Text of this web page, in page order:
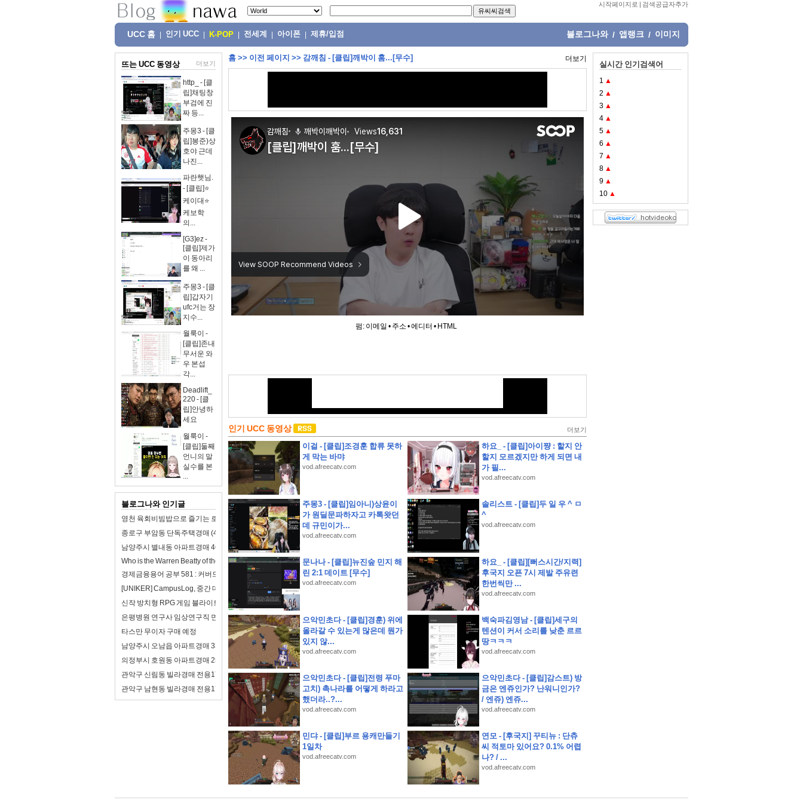
시작페이지로 | 검색공급자추가
UCC 홈 인기 UCC K-POP 전세계 아이폰 제휴/입점 블로그나와 / 앱랭크 / 이미지
뜨는 UCC 동영상 더보기
http_ - [클
립]채팅창
부검에 진
짜 등...
주몽3 - [클
립]봉준)상
호야 근데
나진...
파란햇님.
- [클립]⭐
케이대⭐
케보학
의...
[G3]ez -
[클립]제가
이 동아리
를 왜 ...
주몽3 - [클
립]갑자기
ufc거는 장
지수...
월룩이 -
[클립]존내
무서운 와
우 본섭
각...
Deadlift_
220 - [클
립]안녕하
세요
월룩이 -
[클립]둘째
언니의 말
실수를 본
...
블로그나와 인기글
영천 육회비빔밥으로 즐기는 로컬 미식 여행!
종로구 부암동 단독주택경매 (47억4천) 경기상고인근 대지260평 건물60평 2층주택 유찰1회 종로구부암동단독주택 부동산경매 매물건
남양주시 별내동 아파트경매 46평형(4억8천) 샛별초등학교인근 별내남광하우스토리 14층 유찰1회 남양주별내남광하우스토리아파트 부동산경매 매매
Who is the Warren Beatty of the 21st century?
경제금융용어 공부 581 : 커버드본드(이중상환청구권부 채권)
[UNIKER] CampusLog, 중간 데모를 앞두고 제품을 다듬고 실제 크루들 앞에서 시연하다
신작 방치형 RPG 게임 블라이트 워 : 사후 처리국 런칭 플레이 후기
은평병원 연구사 임상연구직 면접 합격자료 자기소개 스크립트 및 실제 면접 합격 답안
타스만 무이자 구매 예정
남양주시 오남읍 아파트경매 33평형(2억8천) 오남체육공원인근 오남아이파크 9층 유찰1회 남양주오남아이파크아파트 부동산경매 매매
의정부시 호원동 아파트경매 25평형(2억) 회룡역인근 신원아파트 14층 유찰1회 의정부호원동신원아파트 법원경매 매매
관악구 신림동 빌라경매 전용17평(2억7천) 난우초등학교인근 성진리치빌 2층 다세대주택 유찰1회 관악구신림동빌라 부동산경매 매매
관악구 남현동 빌라경매 전용17평(2억5천) 사당초등학교인근 1층 구축 다세대빌라 유찰1회 관악구남현동빌라 법원경매 매매
홈 >> 이전 페이지 >> 감깨침 - [클립]깨박이 훔...[무수] 더보기
펌: 이메일 • 주소 •에디터 • HTML
인기 UCC 동영상 더보기
이걸 - [클립]조경훈 합류 못하
게 막는 바먀
vod.afreecatv.com
하요_ - [클립]아이쨩 : 할지 안
할지 모르겠지만 하게 되면 내
가 필...
vod.afreecatv.com
주몽3 - [클립]임아니)상윤이
가 원딜문파하자고 카톡왓던
데 규민이가...
vod.afreecatv.com
솔리스트 - [클립]두 일 우 ^ ㅁ
^
vod.afreecatv.com
문나나 - [클립]뉴진숲 민지 해
린 2:1 데이트 [무수]
vod.afreecatv.com
하요_ - [클립][뻐스시간/지력]
후국지 오픈 7시 제발 주유련
한번씩만 ...
vod.afreecatv.com
으악민초다 - [클립]경훈) 위에
올라갈 수 있는게 많은데 뭔가
있지 않...
vod.afreecatv.com
백숙파김영남 - [클립]세구의
텐션이 커서 소리를 낮춘 르르
땅ㅋㅋㅋ
vod.afreecatv.com
으악민초다 - [클립]전령 푸마
고치) 촉나라를 어떻게 하라고
했더라..?...
vod.afreecatv.com
으악민초다 - [클립]감스트) 방
금은 엔쥬인가? 난워니인가?
/ 엔쥬) 엔쥬...
vod.afreecatv.com
민댜 - [클립]부르 용캐만들기
1일차
vod.afreecatv.com
연모 - [후국지] 꾸티뉴 : 단츄
씨 적토마 있어요? 0.1% 어렵
나? / ...
vod.afreecatv.com
실시간 인기검색어
1 ▲
2 ▲
3 ▲
4 ▲
5 ▲
6 ▲
7 ▲
8 ▲
9 ▲
10 ▲